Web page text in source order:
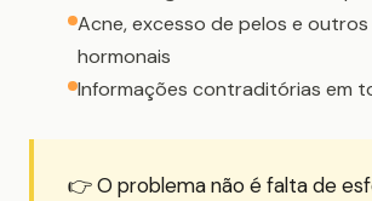
Acne, excesso de pelos e outros
hormonais
Informações contraditórias em
👉 O problema não é falta de